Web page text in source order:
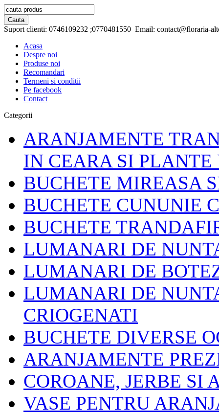
Suport clienti: 0746109232 ;0770481550 Email: contact@floraria-
Acasa
Despre noi
Produse noi
Recomandari
Termeni si conditii
Pe facebook
Contact
Categorii
ARANJAMENTE
IN CEARA SI PLANTE
BUCHETE MIREASA
BUCHETE CUNUNIE
BUCHETE
LUMANARI DE
LUMANARI DE
LUMANARI DE
CRIOGENATI
BUCHETE DIVERSE
ARANJAMENTE
COROANE, JERBE SI
VASE PENTRU